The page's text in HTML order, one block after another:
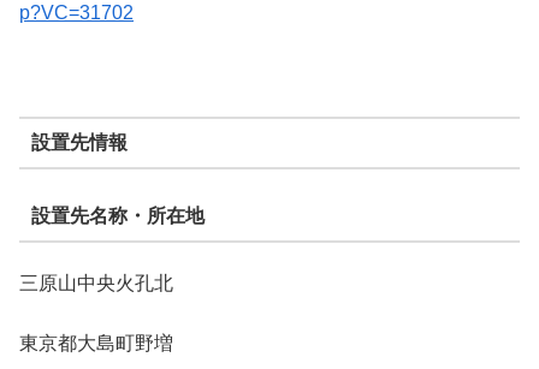
p?VC=31702
設置先情報
設置先名称・所在地
三原山中央火孔北
東京都大島町野増